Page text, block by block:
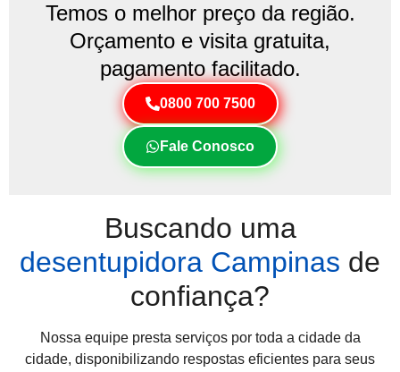
Temos o melhor preço da região.
Orçamento e visita gratuita,
pagamento facilitado.
0800 700 7500
Fale Conosco
Buscando uma
desentupidora Campinas de
confiança?
Nossa equipe presta serviços por toda a cidade da
cidade, disponibilizando respostas eficientes para seus